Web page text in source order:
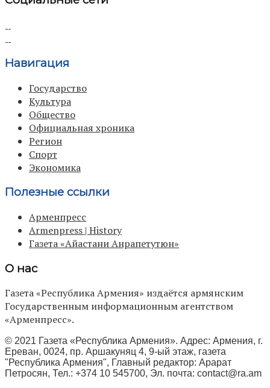
Навигация
Государство
Культура
Общество
Официальная хроника
Регион
Спорт
Экономика
Полезные ссылки
Арменпресс
Armenpress | History
Газета «Айастани Анрапетутюн»
О нас
Газета «Республика Армения» издаётся армянским
Государственным информационным агентством
«Арменпресс».
© 2021 Газета «Республика Армения». Адрес: Армения, г.
Ереван, 0024, пр. Аршакуняц 4, 9-ый этаж, газета
"Республика Армения", Главный редактор: Арарат
Петросян, Тел.: +374 10 545700, Эл. почта: contact@ra.am